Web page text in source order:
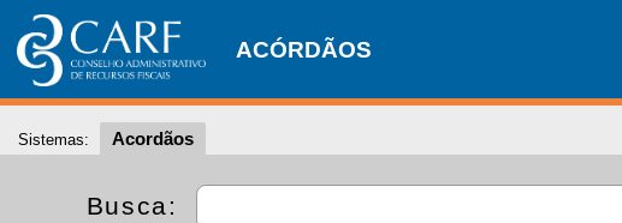
ACÓRDÃOS
Sistemas: Acordãos
Busca: